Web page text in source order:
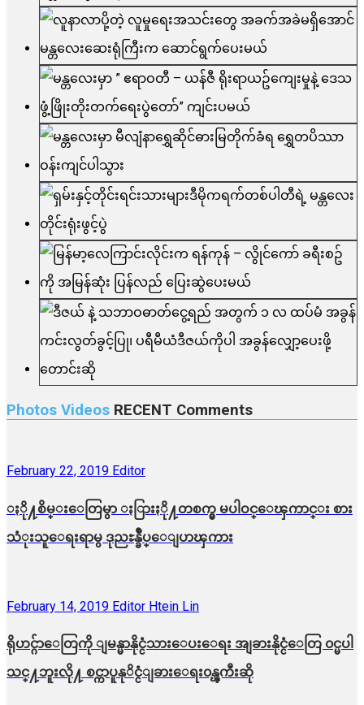
Photos Videos RECENT Comments
February 22, 2019 Editor
ႏို႔စိမ္းေတြမွာ ႏြားႏို႔တစက္မွ မပါဝင္ေၾကာင္း စား
သံုးသူေရးရာမွ ဒုညႊန္ခ်ဳပ္ေျပာၾကား
February 14, 2019 Editor Htein Lin
ရိုဟင္ဂ်ာေတြကို ျမန္မာနိုင္ငံသားေပးေရး အျခားနိုင္ငံေတြ ၀င္မပါ
သင္႔ဘူးလို႔ စင္ကာပူနုိင္ငံျခားေရး၀န္ၾကီးဆို